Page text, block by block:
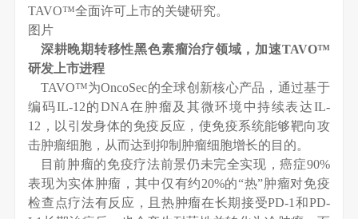
TAVO™全面许可上市的关键研究。
图片
深耕晚期转移性黑色素瘤治疗领域，加速TAVO™
研发上市进程
TAVO™为OncoSec的全球创新核心产品，通过基于
编码IL-12的DNA在肿瘤及其微环境中持续表达IL-
12，以引发身体的免疫反应，使免疫系统能够靶向攻
击肿瘤细胞，从而达到抑制肿瘤细胞增长的目的。
目前肿瘤的免疫疗法前景仍未完全实现，癌症90%
表现为实体肿瘤，其中仅有约20%的“热”肿瘤对免疫
检查点疗法有反应，且热肿瘤在长期接受PD-1和PD-